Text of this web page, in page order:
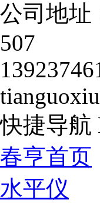
公司地址
507
快捷导航
春亨首页
水平仪